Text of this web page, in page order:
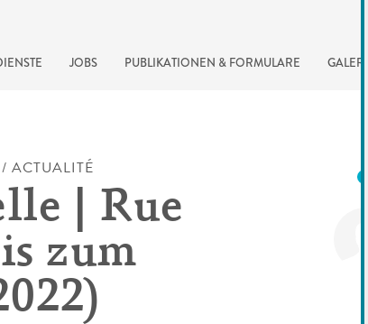
JOBS PUBLIKATIONEN & FORMULARE GALERIE
ACTUALITÉ
| Rue
zum